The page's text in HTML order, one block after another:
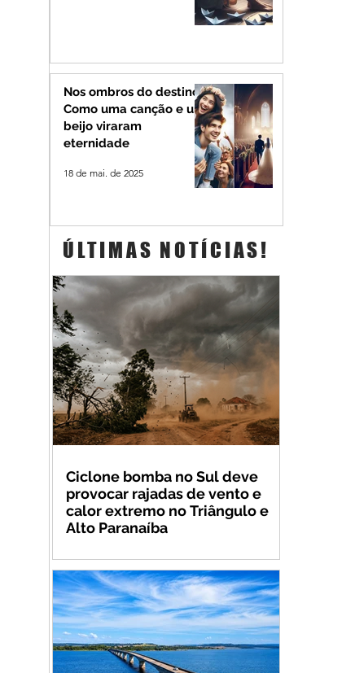
Nos ombros do destino:
Como uma canção e um
beijo viraram
eternidade
18 de mai. de 2025
ÚLTIMAS NOTÍCIAS!
Ciclone bomba no Sul deve
provocar rajadas de vento e
calor extremo no Triângulo e
Alto Paranaíba